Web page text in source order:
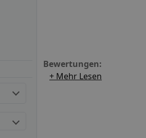
Bewertungen:
+ Mehr Lesen